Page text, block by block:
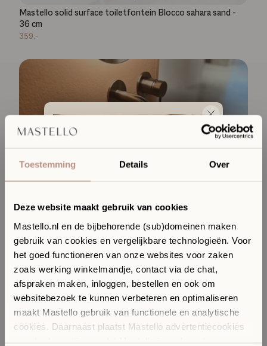
Toestemming Details Over
Deze website maakt gebruik van cookies
Mastello.nl en de bijbehorende (sub)domeinen maken
gebruik van cookies en vergelijkbare technologieën. Voor
het goed functioneren van onze websites voor zaken
zoals werking winkelmandje, contact via de chat,
afspraken maken, inloggen, bestellen en ook om
websitebezoek te kunnen verbeteren en optimaliseren
maakt Mastello gebruik van functionele en analytische
cookies. Daarnaast plaatst Mastello advertentiecookies
Mastello solid surface toiletfontein Blocco sahara sand -
36 cm
359,-
Ervaar jouw toekomstige
badkamer in onze Sanitair
Boutique
komen design, materialen en vakmanschap samen.
✓
Ontdek materialen, kleuren en design in het echt